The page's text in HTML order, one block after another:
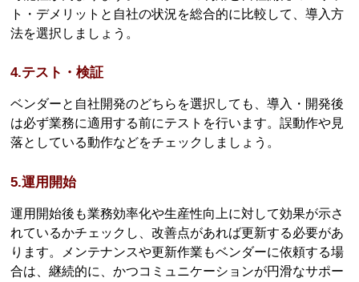
ト・デメリットと自社の状況を総合的に比較して、導入方
法を選択しましょう。
4.テスト・検証
ベンダーと自社開発のどちらを選択しても、導入・開発後
は必ず業務に適用する前にテストを行います。誤動作や見
落としている動作などをチェックしましょう。
5.運用開始
運用開始後も業務効率化や生産性向上に対して効果が示さ
れているかチェックし、改善点があれば更新する必要があ
ります。メンテナンスや更新作業もベンダーに依頼する場
合は、継続的に、かつコミュニケーションが円滑なサポー